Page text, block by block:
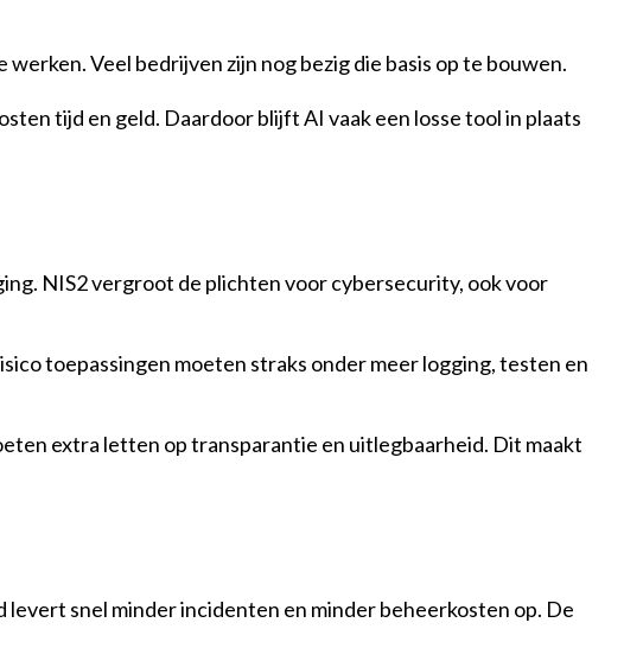
Veel bedrijven zijn nog bezig die basis op te bouwen.
tijd en geld. Daardoor blijft AI vaak een losse tool in plaats
NIS2 vergroot de plichten voor cybersecurity, ook voor
toepassingen moeten straks onder meer logging, testen en
extra letten op transparantie en uitlegbaarheid. Dit maakt
snel minder incidenten en minder beheerkosten op. De